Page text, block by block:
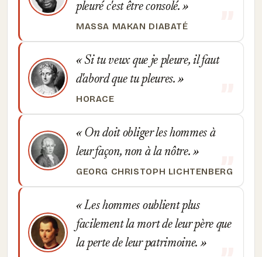
pleuré c'est être consolé.
MASSA MAKAN DIABATÉ
Si tu veux que je pleure, il faut
d'abord que tu pleures.
HORACE
On doit obliger les hommes à
leur façon, non à la nôtre.
GEORG CHRISTOPH LICHTENBERG
Les hommes oublient plus
facilement la mort de leur père que
la perte de leur patrimoine.